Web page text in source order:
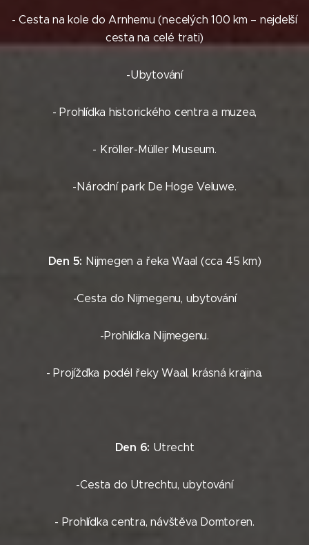
- Cesta na kole do Arnhemu (necelých 100 km – nejdelší
cesta na celé trati)
-Ubytování
- Prohlídka historického centra a muzea,
- Kröller-Müller Museum.
-Národní park De Hoge Veluwe.
Den 5: Nijmegen a řeka Waal (cca 45 km)
-Cesta do Nijmegenu, ubytování
-Prohlídka Nijmegenu.
- Projížďka podél řeky Waal, krásná krajina.
Den 6: Utrecht
-Cesta do Utrechtu, ubytování
- Prohlídka centra, návštěva Domtoren.